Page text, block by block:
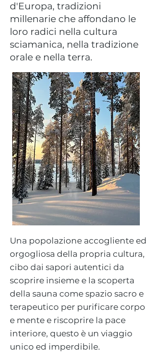
d'Europa, tradizioni
millenarie che affondano le
loro radici nella cultura
sciamanica, nella tradizione
orale e nella terra. ​
Una popolazione accogliente ed
orgogliosa della propria cultura,
cibo dai sapori autentici da
scoprire insieme e la scoperta
della sauna come spazio sacro e
terapeutico per purificare corpo
e mente e riscoprire la pace
interiore, questo è un viaggio
unico ed imperdibile.